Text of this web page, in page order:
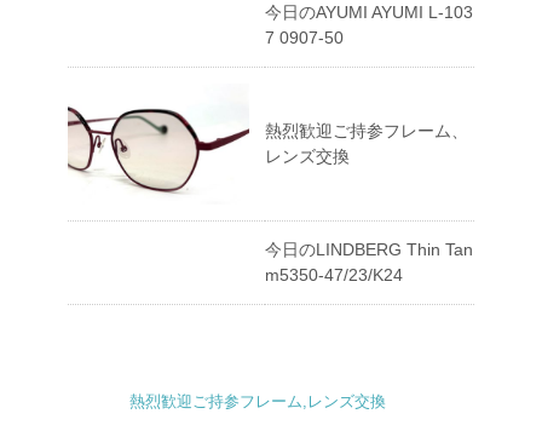
今日のAYUMI AYUMI L-103
7 0907-50
熱烈歓迎ご持参フレーム、
レンズ交換
今日のLINDBERG Thin Tan
m5350-47/23/K24
熱烈歓迎ご持参フレーム,レンズ交換